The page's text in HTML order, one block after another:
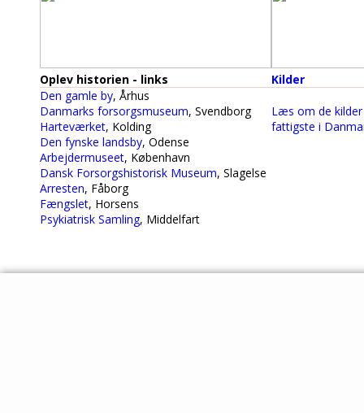
Oplev historien - links
Den gamle by, Århus
Danmarks forsorgsmuseum, Svendborg
Harteværket, Kolding
Den fynske landsby, Odense
Arbejdermuseet, København
Dansk Forsorgshistorisk Museum, Slagelse
Arresten, Fåborg
Fængslet, Horsens
Psykiatrisk Samling, Middelfart
Kilder
Læs om de
fattigste i